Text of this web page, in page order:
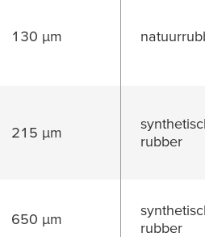
130 µm
215 µm
rubber
650 µm
rubber